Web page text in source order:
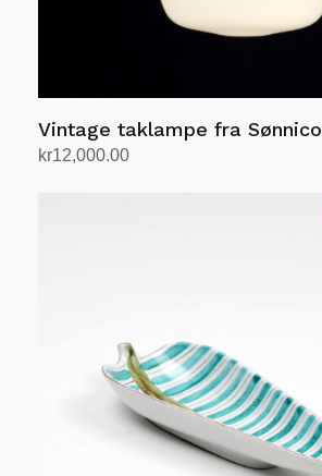
Vintage taklampe fra Sønnico
kr12,000.00